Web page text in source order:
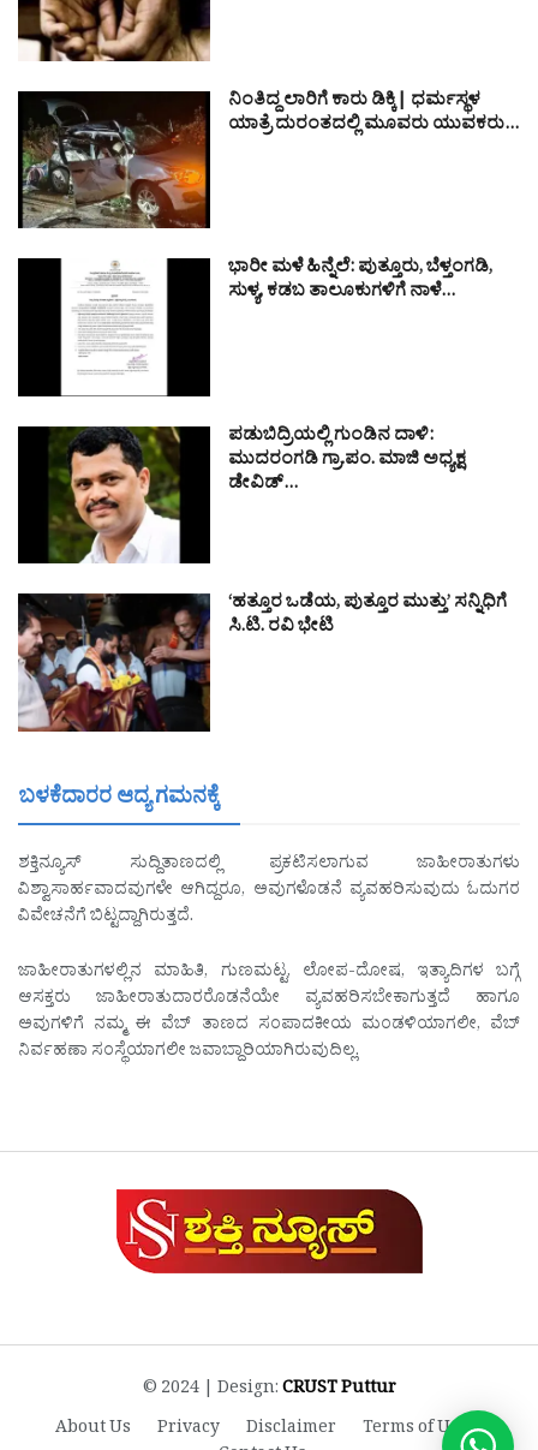
ನಿಂತಿದ್ದ ಲಾರಿಗೆ ಕಾರು ಡಿಕ್ಕಿ| ಧರ್ಮಸ್ಥಳ
ಯಾತ್ರೆ ದುರಂತದಲ್ಲಿ ಮೂವರು ಯುವಕರು…
ಭಾರೀ ಮಳೆ ಹಿನ್ನೆಲೆ: ಪುತ್ತೂರು, ಬೆಳ್ತಂಗಡಿ,
ಸುಳ್ಯ, ಕಡಬ ತಾಲೂಕುಗಳಿಗೆ ನಾಳೆ…
ಪಡುಬಿದ್ರಿಯಲ್ಲಿ ಗುಂಡಿನ ದಾಳಿ:
ಮುದರಂಗಡಿ ಗ್ರಾ.ಪಂ. ಮಾಜಿ ಅಧ್ಯಕ್ಷ
ಡೇವಿಡ್…
‘ಹತ್ತೂರ ಒಡೆಯ, ಪುತ್ತೂರ ಮುತ್ತು’ ಸನ್ನಿಧಿಗೆ
ಸಿ.ಟಿ. ರವಿ ಭೇಟಿ
ಬಳಕೆದಾರರ ಆದ್ಯ ಗಮನಕ್ಕೆ
ಶಕ್ತಿನ್ಯೂಸ್ ಸುದ್ದಿತಾಣದಲ್ಲಿ ಪ್ರಕಟಿಸಲಾಗುವ ಜಾಹೀರಾತುಗಳು
ವಿಶ್ವಾಸಾರ್ಹವಾದವುಗಳೇ ಆಗಿದ್ದರೂ, ಅವುಗಳೊಡನೆ ವ್ಯವಹರಿಸುವುದು ಓದುಗರ
ವಿವೇಚನೆಗೆ ಬಿಟ್ಟದ್ದಾಗಿರುತ್ತದೆ.
ಜಾಹೀರಾತುಗಳಲ್ಲಿನ ಮಾಹಿತಿ, ಗುಣಮಟ್ಟ, ಲೋಪ-ದೋಷ, ಇತ್ಯಾದಿಗಳ ಬಗ್ಗೆ
ಆಸಕ್ತರು ಜಾಹೀರಾತುದಾರರೊಡನೆಯೇ ವ್ಯವಹರಿಸಬೇಕಾಗುತ್ತದೆ ಹಾಗೂ
ಅವುಗಳಿಗೆ ನಮ್ಮ ಈ ವೆಬ್ ತಾಣದ ಸಂಪಾದಕೀಯ ಮಂಡಳಿಯಾಗಲೀ, ವೆಬ್
ನಿರ್ವಹಣಾ ಸಂಸ್ಥೆಯಾಗಲೀ ಜವಾಬ್ದಾರಿಯಾಗಿರುವುದಿಲ್ಲ.
© 2024 | Design:CRUST Puttur
About Us
Privacy Disclaimer
Terms of Use